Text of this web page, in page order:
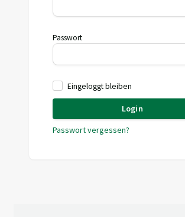
Passwort
Eingeloggt bleiben
Login
Passwort vergessen?